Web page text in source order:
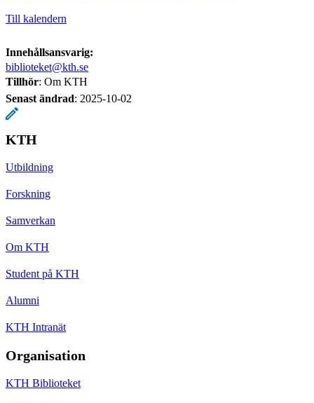
Till kalendern
Innehållsansvarig:
biblioteket@kth.se
Tillhör: Om KTH
Senast ändrad: 2025-10-02
KTH
Utbildning
Forskning
Samverkan
Om KTH
Student på KTH
Alumni
KTH Intranät
Organisation
KTH Biblioteket